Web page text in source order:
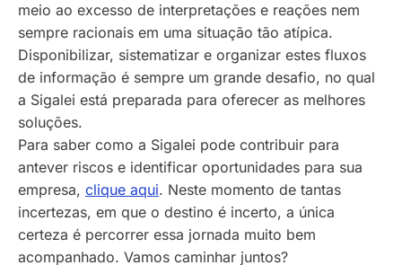
meio ao excesso de interpretações e reações nem
sempre racionais em uma situação tão atípica.
Disponibilizar, sistematizar e organizar estes fluxos
de informação é sempre um grande desafio, no qual
a Sigalei está preparada para oferecer as melhores
soluções.
Para saber como a Sigalei pode contribuir para
antever riscos e identificar oportunidades para sua
empresa, clique aqui. Neste momento de tantas
incertezas, em que o destino é incerto, a única
certeza é percorrer essa jornada muito bem
acompanhado. Vamos caminhar juntos?